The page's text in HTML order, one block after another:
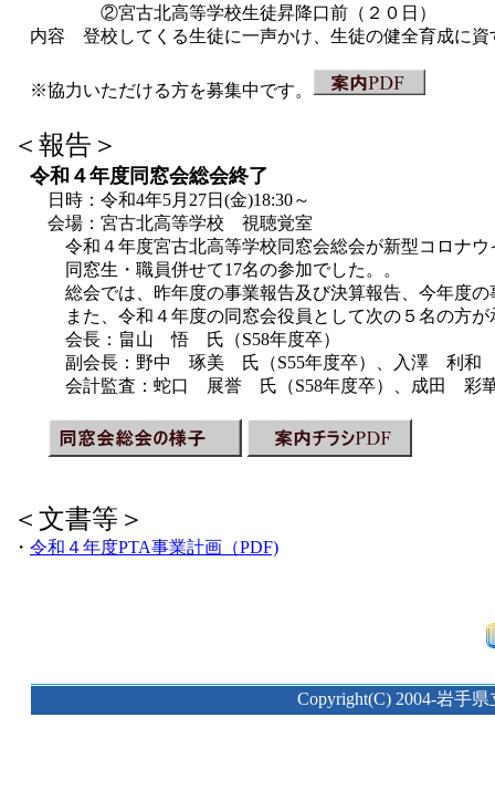
②宮古北高等学校生徒昇降口前（２０日）
内容 登校してくる生徒に一声かけ、生徒の健全育成に資
※協力いただける方を募集中です。
＜報告＞
令和４年度同窓会総会終了
日時：令和4年5月27日(金)18:30～
会場：宮古北高等学校 視聴覚室
令和４年度宮古北高等学校同窓会総会が新型コロナウ
同窓生・職員併せて17名の参加でした。。
総会では、昨年度の事業報告及び決算報告、今年度の
また、令和４年度の同窓会役員として次の５名の方が
会長：畠山 悟 氏（S58年度卒）
副会長：野中 琢美 氏（S55年度卒）、入澤 利和
会計監査：蛇口 展誉 氏（S58年度卒）、成田 彩華
＜文書等＞
・ 令和４年度PTA事業計画（PDF)
Copyright(C) 2004-岩手